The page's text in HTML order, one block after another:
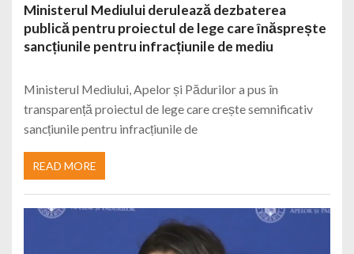
Ministerul Mediului derulează dezbaterea
publică pentru proiectul de lege care înăsprește
sancțiunile pentru infracțiunile de mediu
Ministerul Mediului, Apelor și Pădurilor a pus în
transparență proiectul de lege care crește semnificativ
sancțiunile pentru infracțiunile de
READ MORE